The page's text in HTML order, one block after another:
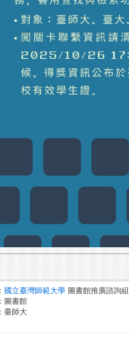
國立臺灣師範大學 圖書館推廣諮詢組
圖書館
臺師大